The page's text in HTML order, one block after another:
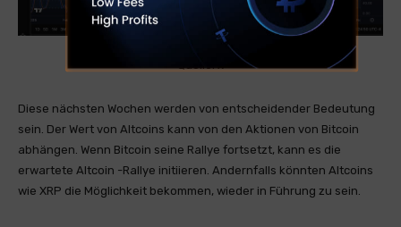
Quelle: x
Diese nächsten Wochen werden von entscheidender Bedeutung
sein. Der Wert von Altcoins kann von den Aktionen von Bitcoin
abhängen. Wenn Bitcoin seine Rallye fortsetzt, kann es die
erwartete Altcoin -Rallye initiieren. Andernfalls könnten Altcoins
wie XRP die Möglichkeit bekommen, wieder in Führung zu sein.